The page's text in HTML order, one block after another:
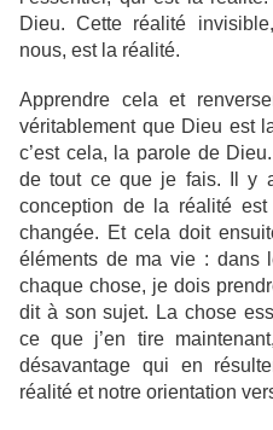
Dieu. Cette réalité
nous, est la réalité.
Apprendre cela et
véritablement que Dieu est
c’est cela, la parole de
de tout ce que je fais. Il y
conception de la réalité
changée. Et cela doit
éléments de ma vie : dans
chaque chose, je dois
dit à son sujet. La chose
ce que j’en tire
désavantage qui en
réalité et notre orientation